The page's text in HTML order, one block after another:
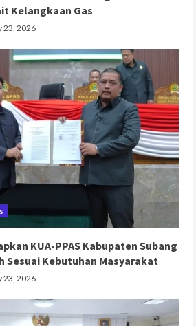
Kelangkaan Gas
23, 2026
KUA-PPAS Kabupaten Subang
Sesuai Kebutuhan Masyarakat
23, 2026